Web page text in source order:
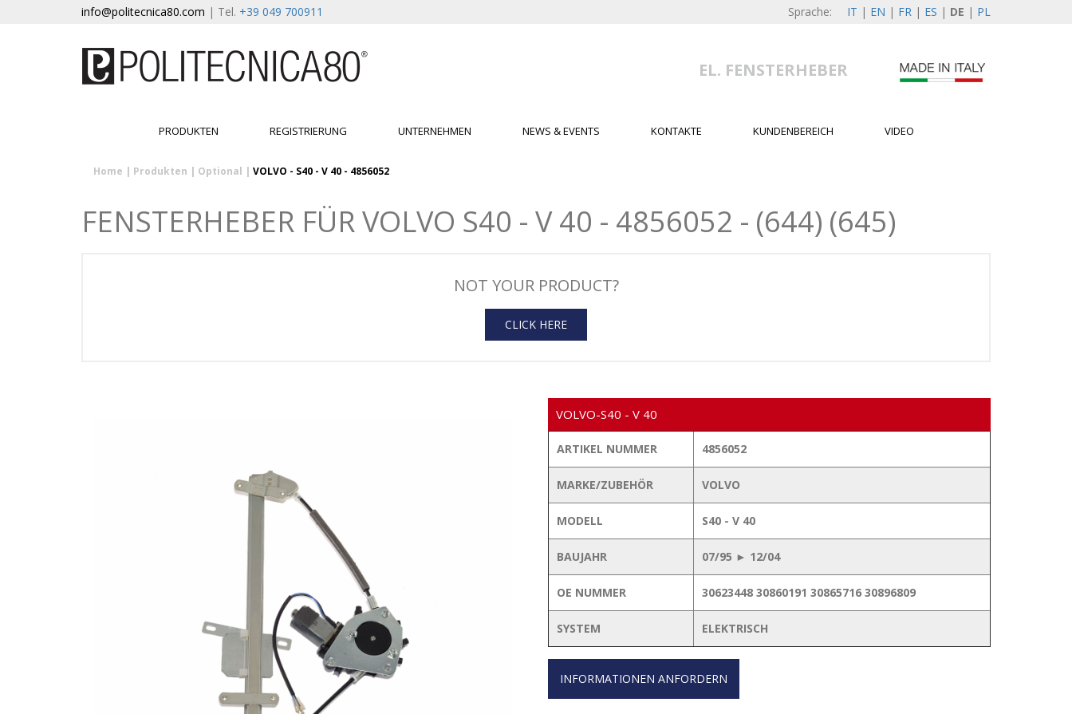
info@politecnica80.com | Tel. +39 049 700911 Sprache: IT | EN | FR | ES | DE | PL
EL. FENSTERHEBER
PRODUKTEN REGISTRIERUNG UNTERNEHMEN NEWS & EVENTS KONTAKTE KUNDENBEREICH VIDEO
Home | Produkten | Optional | VOLVO - S40 - V 40 - 4856052
FENSTERHEBER FÜR VOLVO S40 - V 40 - 4856052 - (644) (645)
NOT YOUR PRODUCT?
CLICK HERE
VOLVO-S40 - V 40
ARTIKEL NUMMER 4856052
MARKE/ZUBEHÖR VOLVO
MODELL S40 - V 40
BAUJAHR 07/95 ► 12/04
OE NUMMER 30623448 30860191 30865716 30896809
SYSTEM ELEKTRISCH
INFORMATIONEN ANFORDERN